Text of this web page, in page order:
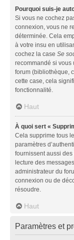
Pourquoi suis-je
Si vous ne cochez
connexion, vous ne
déterminée. Cela
à votre insu en
cochez la case Se
recommandé si vous
forum (bibliothèque,
cette case, cela
fonctionnalité.
Haut
À quoi sert «
Cela supprime tous
paramètres
fournissent aussi
lecture des
administrateur du
connexion ou de
résoudre.
Haut
Paramètres et